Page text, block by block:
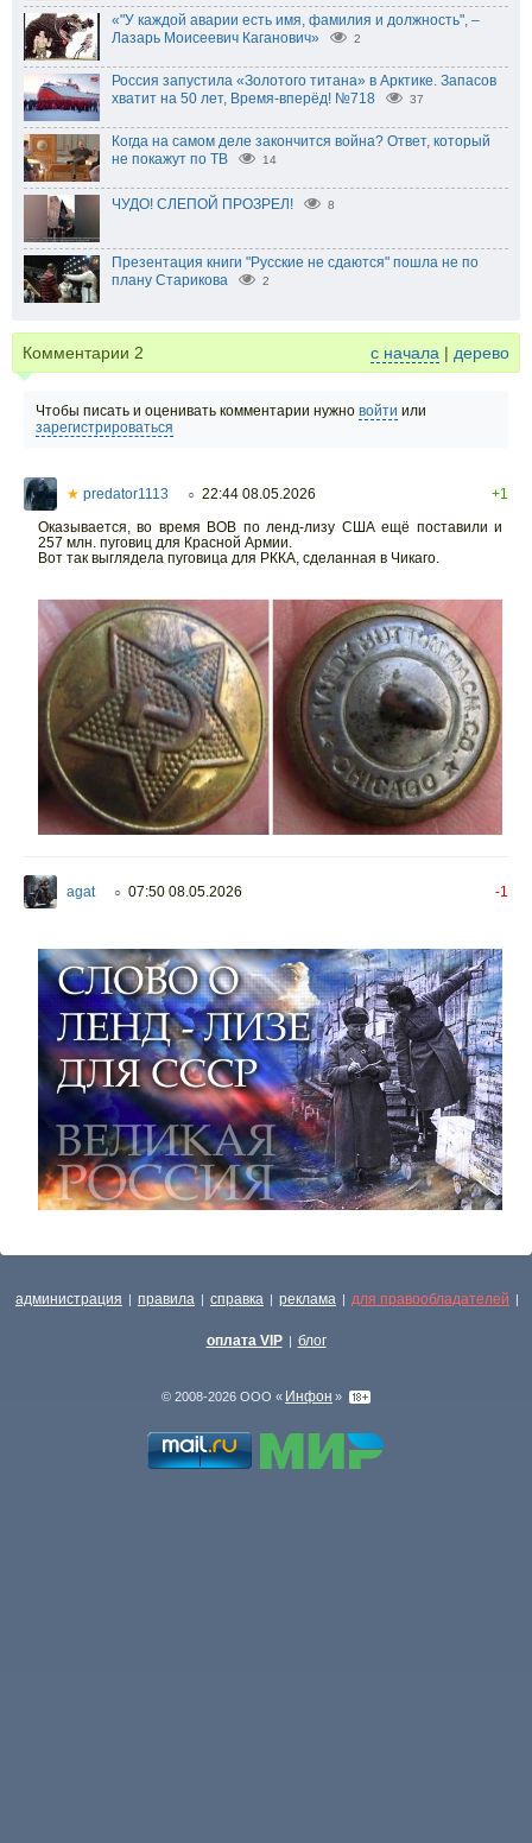
«"У каждой аварии есть имя, фамилия и должность", –
Лазарь Моисеевич Каганович»
2
Россия запустила «Золотого титана» в Арктике. Запасов
хватит на 50 лет, Время-вперёд! №718
37
Когда на самом деле закончится война? Ответ, который
не покажут по ТВ
14
ЧУДО! СЛЕПОЙ ПРОЗРЕЛ! 8
Презентация книги "Русские не сдаются" пошла не по
плану Старикова
2
Комментарии 2 с начала | дерево
Чтобы писать и оценивать комментарии нужно войти или
зарегистрироваться
★ predator1113 ○ 22:44 08.05.2026
+1
Оказывается, во время ВОВ по ленд-лизу США ещё поставили и
257 млн. пуговиц для Красной Армии.
Вот так выглядела пуговица для РККА, сделанная в Чикаго.
agat ○ 07:50 08.05.2026 -1
администрация | правила | справка | реклама | для правообладателей |
оплата VIP | блог
© 2008-2026 ООО « Инфон »